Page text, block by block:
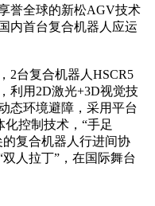
誉全球的新松AGV技术
内首台复合机器人应运
2台复合机器人HSCR5
利用2D激光+3D视觉技
态环境避障，采用平台
控制技术，“手足
复合机器人行进间协
人拉丁”，在国际舞台